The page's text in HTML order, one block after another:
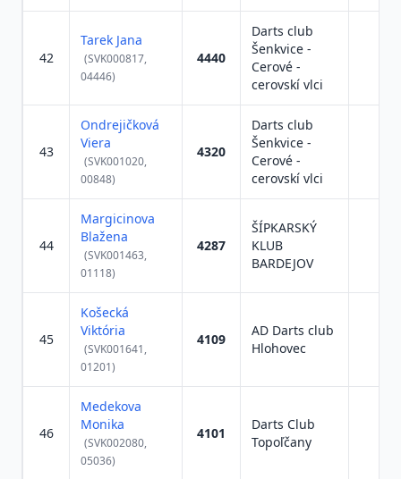
42
Tarek Jana
(SVK000817,
04446)
4440
Darts club
Šenkvice -
Cerové -
cerovskí vlci
43
Ondrejičková
Viera
(SVK001020,
00848)
4320
Darts club
Šenkvice -
Cerové -
cerovskí vlci
44
Margicinova
Blažena
(SVK001463,
01118)
4287
ŠÍPKARSKÝ
KLUB
BARDEJOV
45
Košecká
Viktória
(SVK001641,
01201)
4109
AD Darts club
Hlohovec
46
Medekova
Monika
(SVK002080,
05036)
4101
Darts Club
Topoľčany